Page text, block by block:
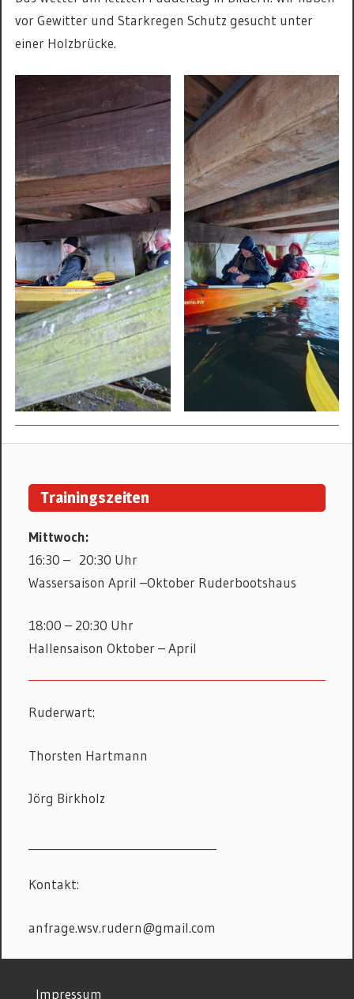
vor Gewitter und Starkregen Schutz gesucht unter
einer Holzbrücke.
Trainingszeiten
Mittwoch:
16:30 – 20:30 Uhr
Wassersaison April –Oktober Ruderbootshaus
18:00 – 20:30 Uhr
Hallensaison Oktober – April
Ruderwart:
Thorsten Hartmann
Jörg Birkholz
Kontakt:
anfrage.wsv.rudern@gmail.com
Impressum